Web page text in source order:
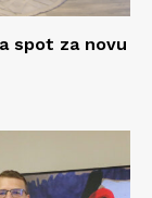
spot za novu